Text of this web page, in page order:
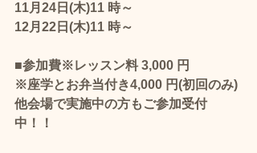
11月24日(木)11 時～
12月22日(木)11 時～
■参加費※レッスン料 3,000 円
※座学とお弁当付き4,000 円(初回のみ)
他会場で実施中の方もご参加受付
中！！